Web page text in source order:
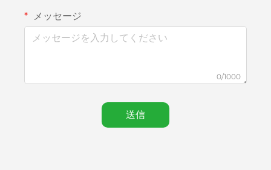
メッセージ
0/1000
送信